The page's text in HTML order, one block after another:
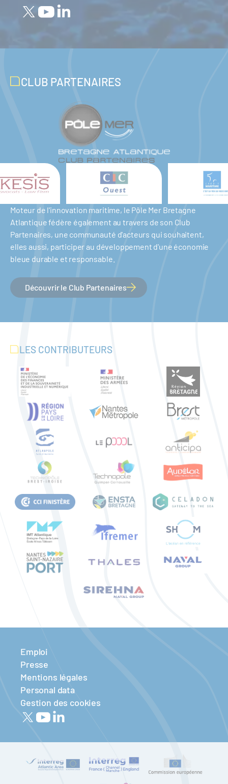
CLUB PARTENAIRES
Moteur de l'innovation maritime, le Pôle Mer Bretagne
Atlantique fédère également au travers de son Club
Partenaires, une communauté d'acteurs qui souhaitent,
elles aussi, participer au développement d'une économie
bleue durable et responsable.
Découvrir le Club Partenaires
LES CONTRIBUTEURS
Emploi
Presse
Mentions légales
Personal data
Gestion des cookies